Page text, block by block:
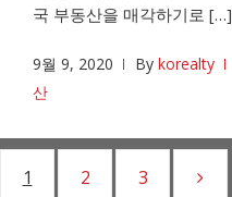
국 부동산을 매각하기로 […]
9월 9, 2020 By korealty
산
글Page
1 Page
2 Page
3